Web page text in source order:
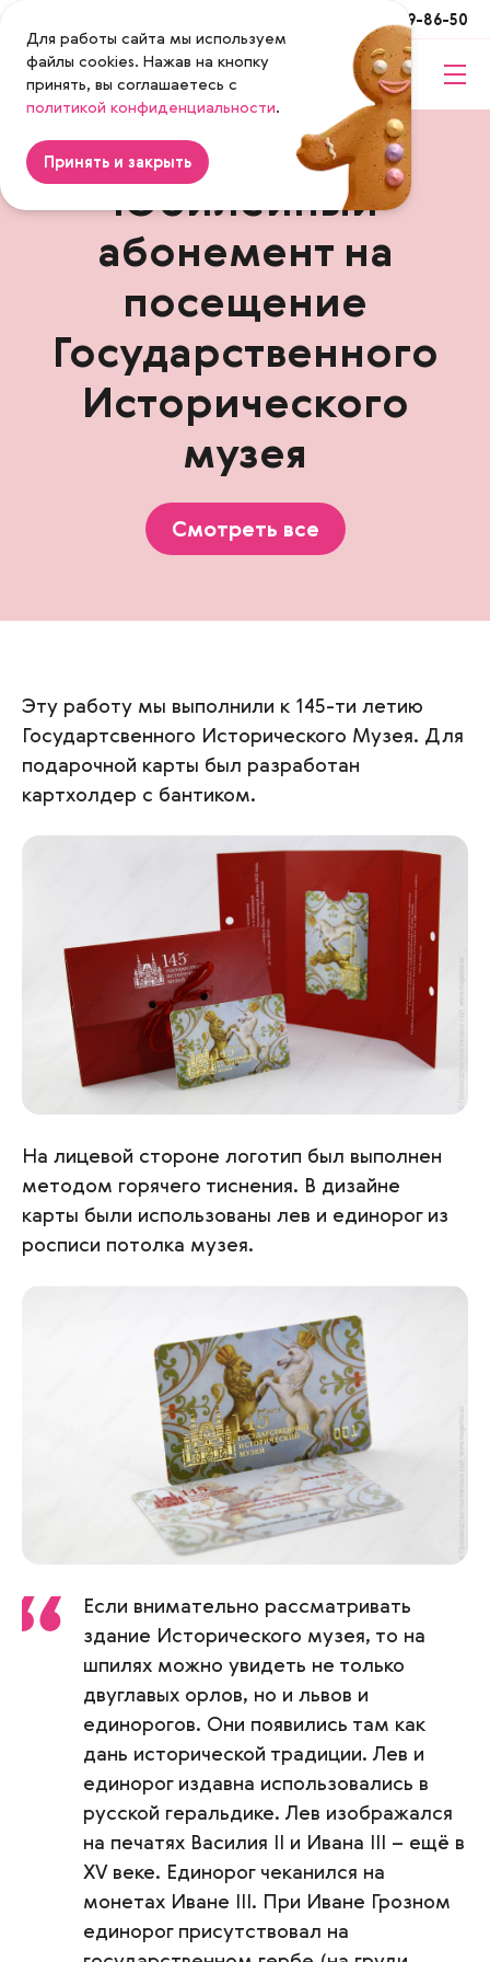
+7 (495) 649-86-50
Magenta
Юбилейный
абонемент на
посещение
Государственного
Исторического
музея
Смотреть все
Эту работу мы выполнили к 145-ти летию
Государтсвенного Исторического Музея. Для
подарочной карты был разработан
картхолдер с бантиком.
На лицевой стороне логотип был выполнен
методом горячего тиснения. В дизайне
карты были использованы лев и единорог из
росписи потолка музея.
Если внимательно рассматривать
здание Исторического музея, то на
шпилях можно увидеть не только
двуглавых орлов, но и львов и
единорогов. Они появились там как
дань исторической традиции. Лев и
единорог издавна использовались в
русской геральдике. Лев изображался
на печатях Василия II и Ивана III – ещё в
XV веке. Единорог чеканился на
монетах Иване III. При Иване Грозном
единорог присутствовал на
Для работы сайта мы используем
файлы cookies. Нажав на кнопку
принять, вы соглашаетесь с
политикой конфиденциальности.
Принять и закрыть